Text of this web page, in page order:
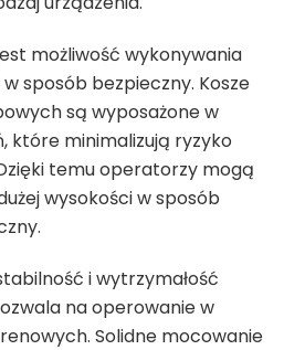
możliwość wykonywania
sposób bezpieczny. Kosze
są wyposażone w
które minimalizują ryzyko
temu operatorzy mogą
wysokości w sposób
i wytrzymałość
na operowanie w
Solidne mocowanie